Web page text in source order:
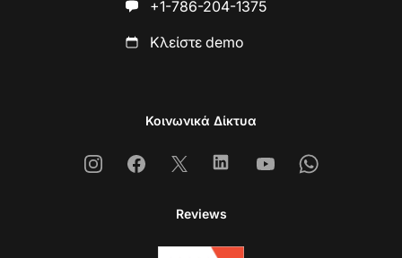
+1-786-204-1375
Κλείστε demo
Κοινωνικά Δίκτυα
InstagramFacebook
X LinkedinYoutubeWhatsapp
Reviews